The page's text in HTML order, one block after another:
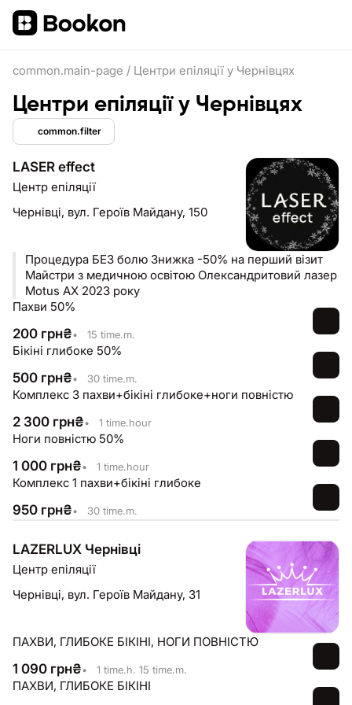
common.main-page / Центри епіляції у Чернівцях
Центри епіляції у Чернівцях
common.filter
LASER effect
Центр епіляції
Чернівці, вул. Героїв Майдану, 150
Процедура БЕЗ болю Знижка -50% на перший візит
Майстри з медичною освітою Олександритовий лазер
Motus AX 2023 року
Пахви 50%
200 грн₴• 15 time.m.
Бікіні глибоке 50%
500 грн₴• 30 time.m.
Комплекс 3 пахви+бікіні глибоке+ноги повністю
2 300 грн₴• 1 time.hour
Ноги повністю 50%
1 000 грн₴• 1 time.hour
Комплекс 1 пахви+бікіні глибоке
950 грн₴• 30 time.m.
LAZERLUX Чернівці
Центр епіляції
Чернівці, вул. Героїв Майдану, 31
ПАХВИ, ГЛИБОКЕ БІКІНІ, НОГИ ПОВНІСТЮ
1 090 грн₴• 1 time.h. 15 time.m.
ПАХВИ, ГЛИБОКЕ БІКІНІ